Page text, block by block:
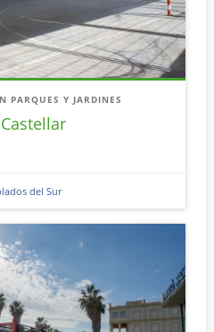
PARQUES Y JARDINES
del Sur